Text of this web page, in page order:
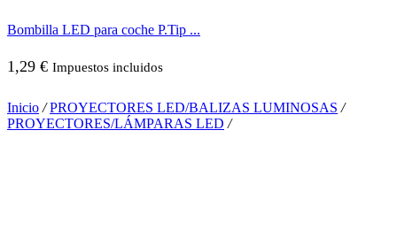
Bombilla LED para coche P.Tip ...
1,29 € Impuestos incluidos
Inicio / PROYECTORES LED/BALIZAS LUMINOSAS /
PROYECTORES/LÁMPARAS LED /